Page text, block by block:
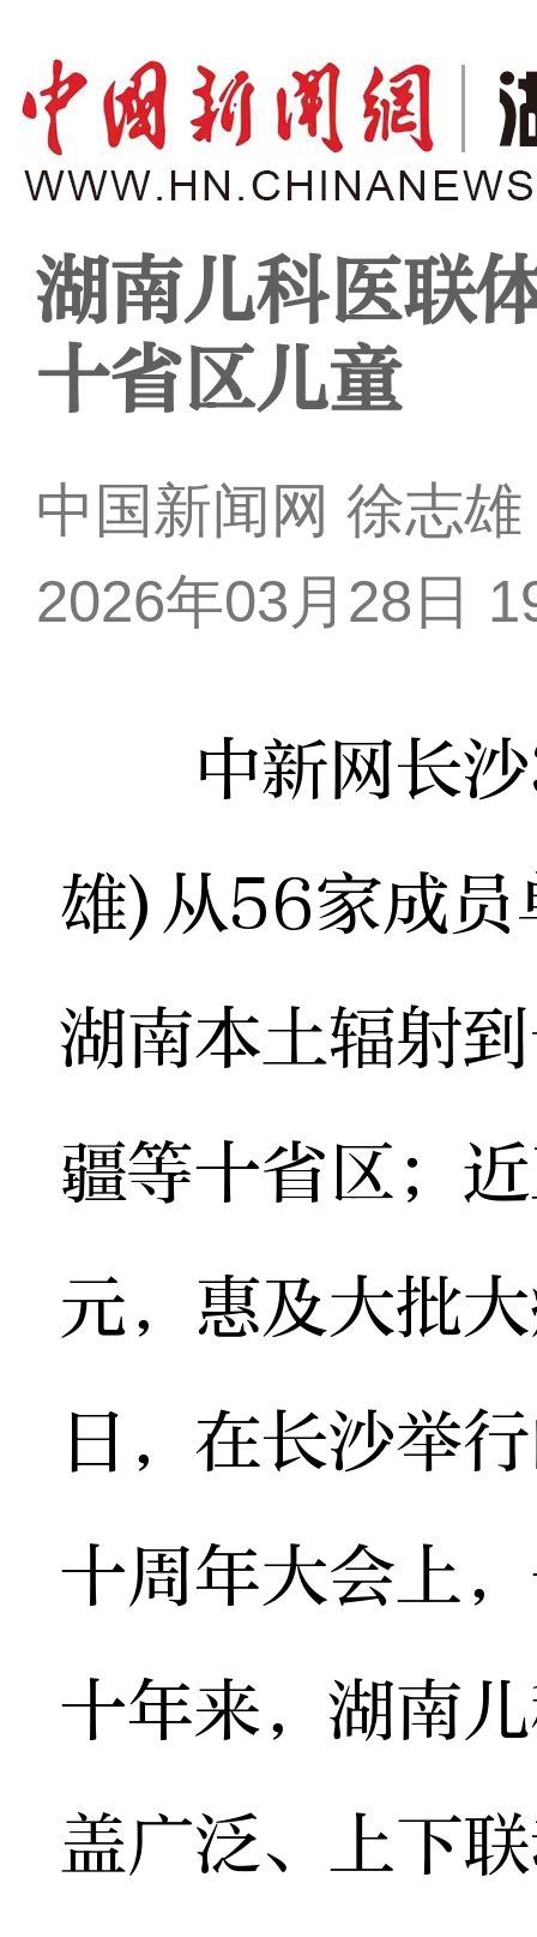
湖南儿科医
十省区儿童
中国新闻网 徐志雄
2026年03月28日
中新网长沙
雄)从56家成员
湖南本土辐射
疆等十省区；
元，惠及大批
日，在长沙举
十周年大会上
十年来，湖南
盖广泛、上下